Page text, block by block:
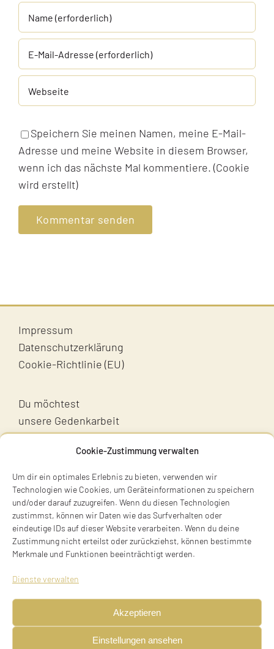
Cookie-Zustimmung verwalten
Um dir ein optimales Erlebnis zu bieten, verwenden wir
Technologien wie Cookies, um Geräteinformationen zu speichern
und/oder darauf zuzugreifen. Wenn du diesen Technologien
zustimmst, können wir Daten wie das Surfverhalten oder
eindeutige IDs auf dieser Website verarbeiten. Wenn du deine
Zustimmung nicht erteilst oder zurückziehst, können bestimmte
Merkmale und Funktionen beeinträchtigt werden.
Dienste verwalten
Akzeptieren
Einstellungen ansehen
Speichern Sie meinen Namen, meine E-Mail-
Adresse und meine Website in diesem Browser,
wenn ich das nächste Mal kommentiere. (Cookie
wird erstellt)
Impressum
Datenschutzerklärung
Cookie-Richtlinie (EU)
Du möchtest
unsere Gedenkarbeit
unterstützen?
Unterstütz uns!
Terry Swartzberg
Tel. +49 89 411 54 771
Mobil +49 170 473 3572